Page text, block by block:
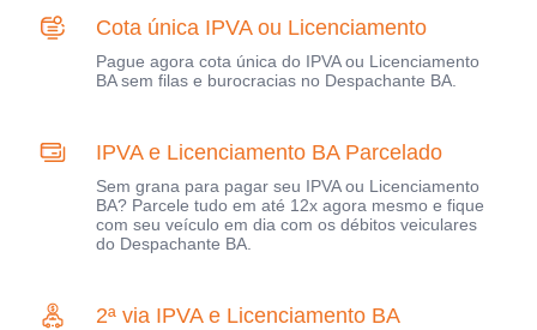
Cota única IPVA ou Licenciamento
Pague agora cota única do IPVA ou Licenciamento
BA sem filas e burocracias no Despachante BA.
IPVA e Licenciamento BA Parcelado
Sem grana para pagar seu IPVA ou Licenciamento
BA? Parcele tudo em até 12x agora mesmo e fique
com seu veículo em dia com os débitos veiculares
do Despachante BA.
2ª via IPVA e Licenciamento BA